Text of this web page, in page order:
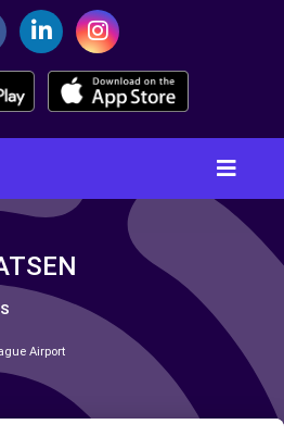
Airport